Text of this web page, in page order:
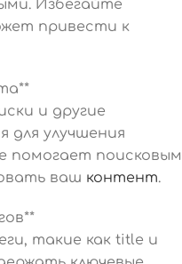
Избегайте
привести к
и другие
улучшения
помогает поисковым
ваш контент.
такие как title и